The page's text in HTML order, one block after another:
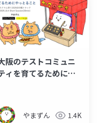
techgyoza
阪のテストコミュニ
ィを育てるためにや
やまずん 1.4K